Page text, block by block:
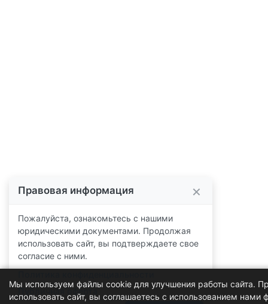
Мы используем файлы cookie для улучшения работы сайта.
использовать сайт, вы соглашаетесь с использованием нами